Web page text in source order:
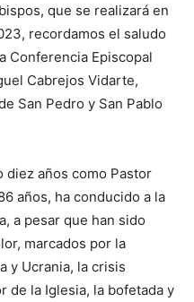
que se realizará en
recordamos el saludo
Conferencia Episcopal
Cabrejos Vidarte,
San Pedro y San Pablo
diez años como Pastor
años, ha conducido a la
a pesar que han sido
marcados por la
y Ucrania, la crisis
de la Iglesia, la bofetada y